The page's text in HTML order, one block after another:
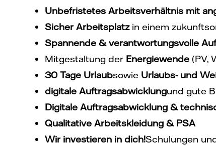
Unbefristetes Arbeitsverhältnis mit
Sicher Arbeitsplatzin einem
Spannende & verantwortungsvolle
Mitgestaltung der Energiewende(PV,
30 Tage Urlaubsowie Urlaubs- und
digitale Auftragsabwicklungund gute
Digitale Auftragsabwicklung &
Qualitative Arbeitskleidung & PSA
Wir investieren in dich!Schulungen